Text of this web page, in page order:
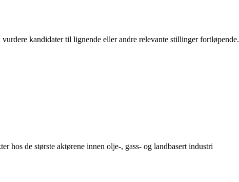
kandidater til lignende eller andre relevante stillinger fortløpende.
de største aktørene innen olje-, gass- og landbasert industri